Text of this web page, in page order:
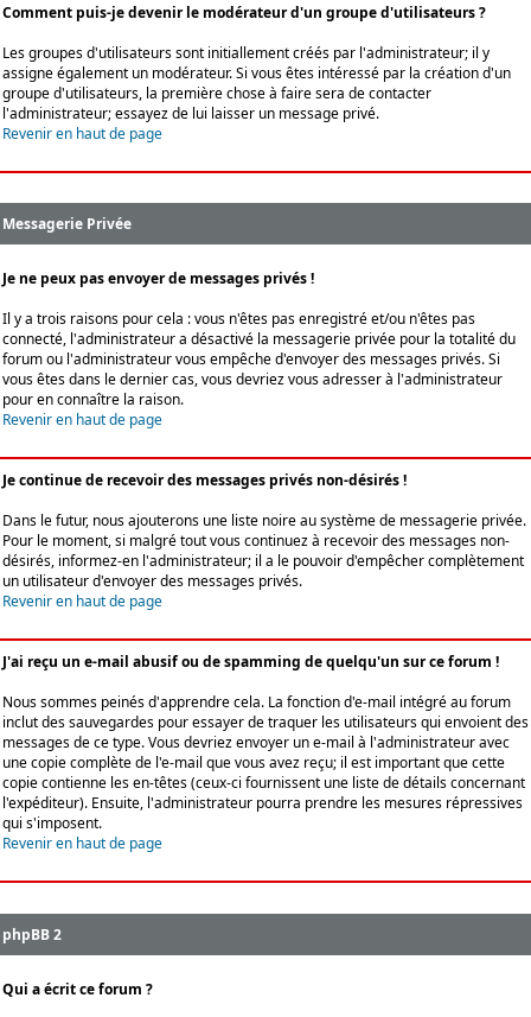
Comment puis-je devenir le modérateur d'un groupe d'utilisateurs ?
Les groupes d'utilisateurs sont initiallement créés par l'administrateur; il y
assigne également un modérateur. Si vous êtes intéressé par la création d'un
groupe d'utilisateurs, la première chose à faire sera de contacter
l'administrateur; essayez de lui laisser un message privé.
Revenir en haut de page
Messagerie Privée
Je ne peux pas envoyer de messages privés !
Il y a trois raisons pour cela : vous n'êtes pas enregistré et/ou n'êtes pas
connecté, l'administrateur a désactivé la messagerie privée pour la totalité du
forum ou l'administrateur vous empêche d'envoyer des messages privés. Si
vous êtes dans le dernier cas, vous devriez vous adresser à l'administrateur
pour en connaître la raison.
Revenir en haut de page
Je continue de recevoir des messages privés non-désirés !
Dans le futur, nous ajouterons une liste noire au système de messagerie privée.
Pour le moment, si malgré tout vous continuez à recevoir des messages non-
désirés, informez-en l'administrateur; il a le pouvoir d'empêcher complètement
un utilisateur d'envoyer des messages privés.
Revenir en haut de page
J'ai reçu un e-mail abusif ou de spamming de quelqu'un sur ce forum !
Nous sommes peinés d'apprendre cela. La fonction d'e-mail intégré au forum
inclut des sauvegardes pour essayer de traquer les utilisateurs qui envoient des
messages de ce type. Vous devriez envoyer un e-mail à l'administrateur avec
une copie complète de l'e-mail que vous avez reçu; il est important que cette
copie contienne les en-têtes (ceux-ci fournissent une liste de détails concernant
l'expéditeur). Ensuite, l'administrateur pourra prendre les mesures répressives
qui s'imposent.
Revenir en haut de page
phpBB 2
Qui a écrit ce forum ?